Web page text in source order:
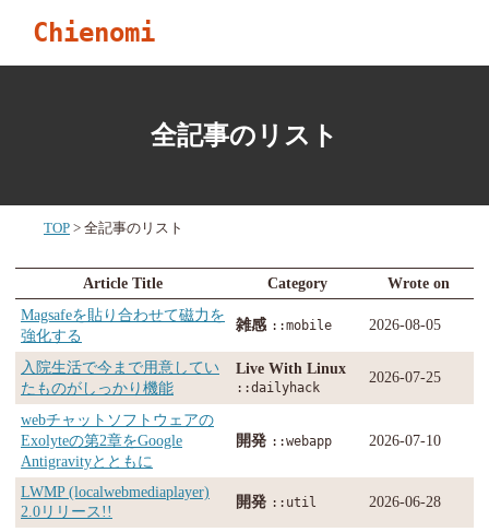
Chienomi
全記事のリスト
TOP 全記事のリスト
Article Title Category
Wrote on
Magsafeを貼り合わせて磁力を
強化する
雑感 ::mobile 2026-08-05
入院生活で今まで用意してい
たものがしっかり機能
Live With Linux
::dailyhack
2026-07-25
webチャットソフトウェアの
Exolyteの第2章をGoogle
Antigravityとともに
開発 ::webapp 2026-07-10
LWMP (localwebmediaplayer)
2.0リリース!!
開発 ::util 2026-06-28